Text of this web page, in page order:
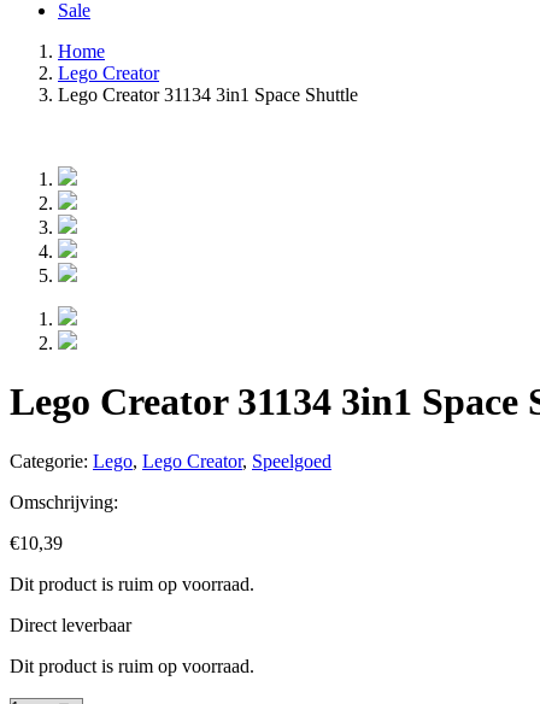
Sale
Home
Lego Creator
Lego Creator 31134 3in1 Space Shuttle
Lego Creator 31134 3in1 Space
Categorie: Lego, Lego Creator, Speelgoed
Omschrijving:
€10,39
Dit product is ruim op voorraad.
Direct leverbaar
Dit product is ruim op voorraad.